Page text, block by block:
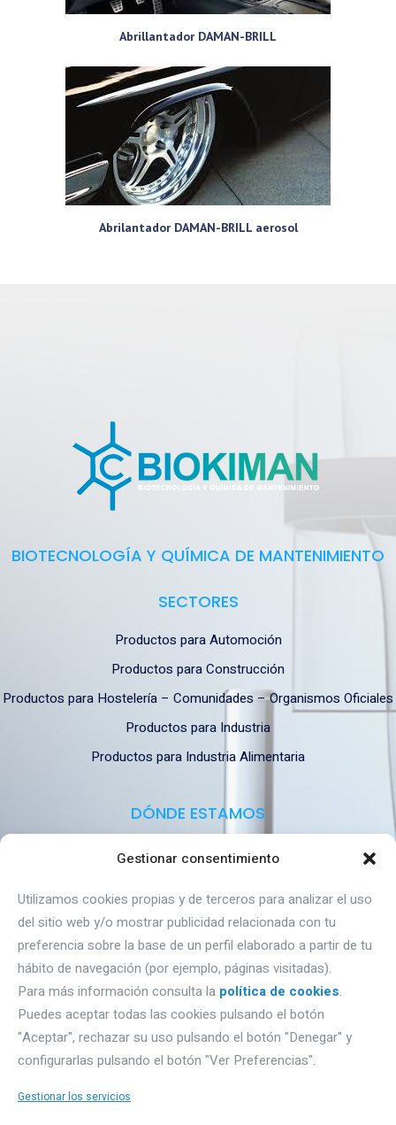
Gestionar consentimiento
Utilizamos cookies propias y de terceros para analizar el uso
del sitio web y/o mostrar publicidad relacionada con tu
preferencia sobre la base de un perfil elaborado a partir de tu
hábito de navegación (por ejemplo, páginas visitadas).
Para más información consulta la política de cookies.
Puedes aceptar todas las cookies pulsando el botón
"Aceptar", rechazar su uso pulsando el botón "Denegar" y
configurarlas pulsando el botón "Ver Preferencias".
Gestionar los servicios
Abrillantador DAMAN-BRILL
Abrilantador DAMAN-BRILL aerosol
BIOTECNOLOGÍA Y QUÍMICA DE MANTENIMIENTO
SECTORES
Productos para Automoción
Productos para Construcción
Productos para Hostelería – Comunidades – Organismos Oficiales
Productos para Industria
Productos para Industria Alimentaria
DÓNDE ESTAMOS
09195 Villagonzalo Pedernales (Burgos).
Email: proquimbur@proquimbur.com
Teléfono. 947203886
PRIVACIDAD
Aviso Legal